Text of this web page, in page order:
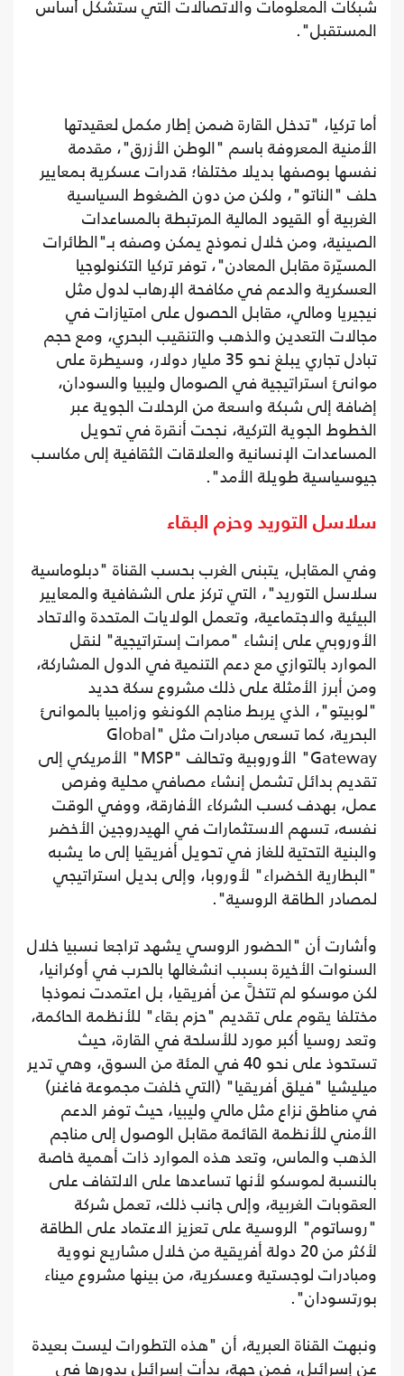
شبكات المعلومات والاتصالات التي ستشكل أساس
المستقبل".
أما تركيا، "تدخل القارة ضمن إطار مكمل لعقيدتها
الأمنية المعروفة باسم "الوطن الأزرق"، مقدمة
نفسها بوصفها بديلا مختلفا؛ قدرات عسكرية بمعايير
حلف "الناتو"، ولكن من دون الضغوط السياسية
الغربية أو القيود المالية المرتبطة بالمساعدات
الصينية، ومن خلال نموذج يمكن وصفه بـ"الطائرات
المسيّرة مقابل المعادن"، توفر تركيا التكنولوجيا
العسكرية والدعم في مكافحة الإرهاب لدول مثل
نيجيريا ومالي، مقابل الحصول على امتيازات في
مجالات التعدين والذهب والتنقيب البحري، ومع حجم
تبادل تجاري يبلغ نحو 35 مليار دولار، وسيطرة على
موانئ استراتيجية في الصومال وليبيا والسودان،
إضافة إلى شبكة واسعة من الرحلات الجوية عبر
الخطوط الجوية التركية، نجحت أنقرة في تحويل
المساعدات الإنسانية والعلاقات الثقافية إلى مكاسب
جيوسياسية طويلة الأمد".
سلاسل التوريد وحزم البقاء
وفي المقابل، يتبنى الغرب بحسب القناة "دبلوماسية
سلاسل التوريد"، التي تركز على الشفافية والمعايير
البيئية والاجتماعية، وتعمل الولايات المتحدة والاتحاد
الأوروبي على إنشاء "ممرات إستراتيجية" لنقل
الموارد بالتوازي مع دعم التنمية في الدول المشاركة،
ومن أبرز الأمثلة على ذلك مشروع سكة حديد
"لوبيتو"، الذي يربط مناجم الكونغو وزامبيا بالموانئ
البحرية، كما تسعى مبادرات مثل "Global
Gateway" الأوروبية وتحالف "MSP" الأمريكي إلى
تقديم بدائل تشمل إنشاء مصافي محلية وفرص
عمل، بهدف كسب الشركاء الأفارقة، ووفي الوقت
نفسه، تسهم الاستثمارات في الهيدروجين الأخضر
والبنية التحتية للغاز في تحويل أفريقيا إلى ما يشبه
"البطارية الخضراء" لأوروبا، وإلى بديل استراتيجي
لمصادر الطاقة الروسية".
وأشارت أن "الحضور الروسي يشهد تراجعا نسبيا خلال
السنوات الأخيرة بسبب انشغالها بالحرب في أوكرانيا،
لكن موسكو لم تتخلَّ عن أفريقيا، بل اعتمدت نموذجا
مختلفا يقوم على تقديم "حزم بقاء" للأنظمة الحاكمة،
وتعد روسيا أكبر مورد للأسلحة في القارة، حيث
تستحوذ على نحو 40 في المئة من السوق، وهي تدير
ميليشيا "فيلق أفريقيا" (التي خلفت مجموعة فاغنر)
في مناطق نزاع مثل مالي وليبيا، حيث توفر الدعم
الأمني للأنظمة القائمة مقابل الوصول إلى مناجم
الذهب والماس، وتعد هذه الموارد ذات أهمية خاصة
بالنسبة لموسكو لأنها تساعدها على الالتفاف على
العقوبات الغربية، وإلى جانب ذلك، تعمل شركة
"روساتوم" الروسية على تعزيز الاعتماد على الطاقة
لأكثر من 20 دولة أفريقية من خلال مشاريع نووية
ومبادرات لوجستية وعسكرية، من بينها مشروع ميناء
بورتسودان".
ونبهت القناة العبرية، أن "هذه التطورات ليست بعيدة
عن إسرائيل، فمن جهة، بدأت إسرائيل بدورها في